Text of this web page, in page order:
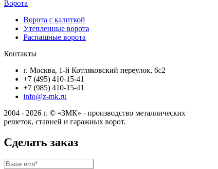
Ворота
Ворота с калиткой
Утепленные ворота
Распашные ворота
Контакты
г. Москва, 1-й Котляковский переулок, 6с2
+7 (495) 410-15-41
+7 (985) 410-15-41
info@z-mk.ru
2004 - 2026 г. © «ЗМК» - производство металлических
решеток, ставней и гаражных ворот.
Сделать заказ